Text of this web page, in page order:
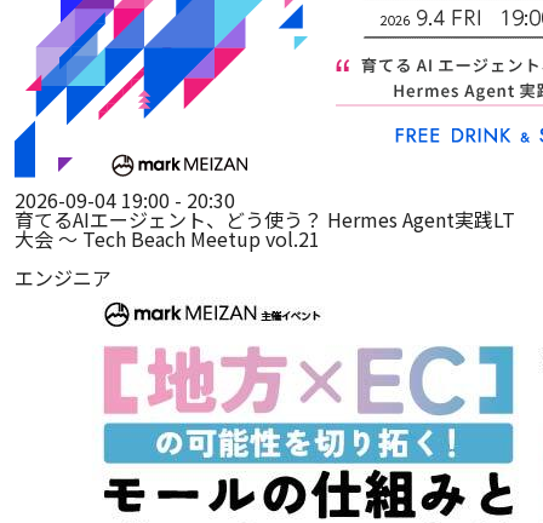
2026-09-04 19:00 - 20:30
育てるAIエージェント、どう使う？ Hermes Agent実践LT
大会 ～ Tech Beach Meetup vol.21
エンジニア